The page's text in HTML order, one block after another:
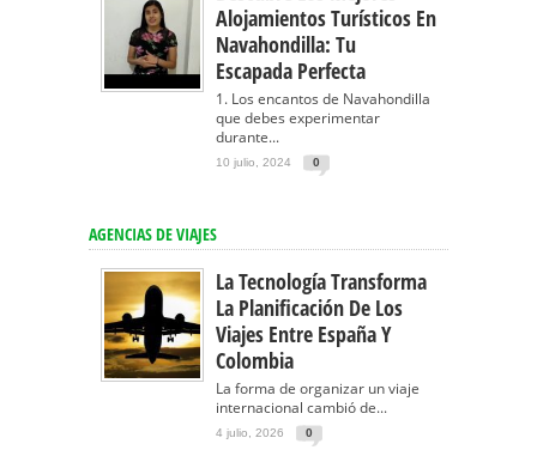
Alojamientos Turísticos En
Navahondilla: Tu
Escapada Perfecta
1. Los encantos de Navahondilla
que debes experimentar
durante...
10 julio, 2024 0
AGENCIAS DE VIAJES
La Tecnología Transforma
La Planificación De Los
Viajes Entre España Y
Colombia
La forma de organizar un viaje
internacional cambió de...
4 julio, 2026 0